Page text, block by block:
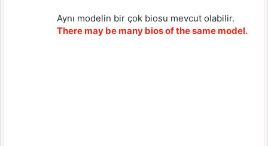
Aynı modelin bir çok biosu mevcut olabilir.
There may be many bios of the same model.